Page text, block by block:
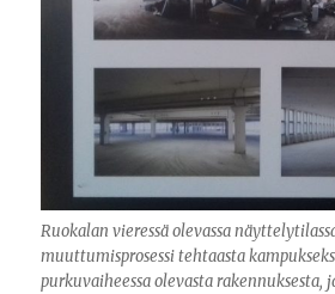
Ruokalan vieressä olevassa
muuttumisprosessi tehtaasta
purkuvaiheessa olevasta rakennuksesta,